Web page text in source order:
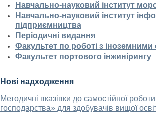
Навчально-науковий інститут
Навчально-науковий інститут
підприємництва
Періодичні видання
Факультет по роботі з іноземними
Факультет портового інжинірингу
Нові надходження
Методичні вказівки до самостійної
господарства» для здобувачів вищої